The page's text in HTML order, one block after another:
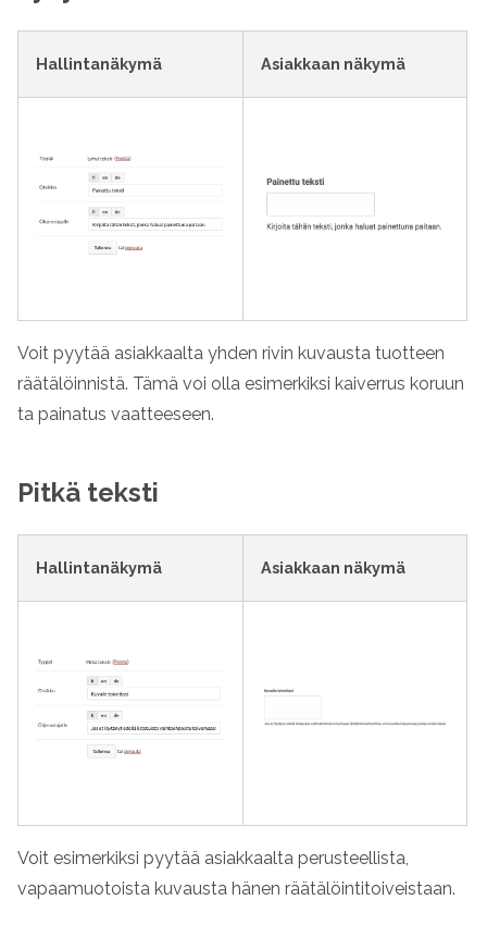
Hallintanäkymä Asiakkaan näkymä
Voit pyytää asiakkaalta yhden rivin kuvausta tuotteen
räätälöinnistä. Tämä voi olla esimerkiksi kaiverrus koruun
ta painatus vaatteeseen.
Pitkä teksti
Hallintanäkymä Asiakkaan näkymä
Voit esimerkiksi pyytää asiakkaalta perusteellista,
vapaamuotoista kuvausta hänen räätälöintitoiveistaan.